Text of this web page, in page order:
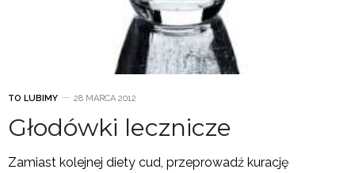
TO LUBIMY 28 MARCA 2012
Głodówki lecznicze
Zamiast kolejnej diety cud, przeprowadź kurację